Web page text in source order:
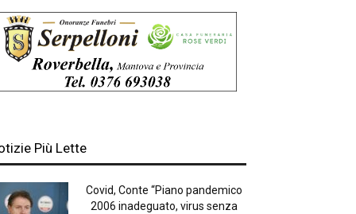
Più Lette
Covid, Conte “Piano pandemico
2006 inadeguato, virus senza